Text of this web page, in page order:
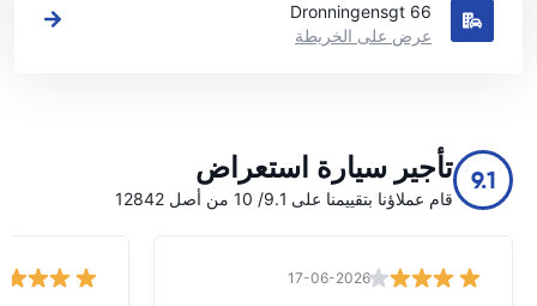
Dronningensgt 66
عرض على الخريطة
9.1 تأجير سيارة استعراض
قام عملاؤنا بتقييمنا على 9.1/ 10 من أصل 12842
17-06-2026